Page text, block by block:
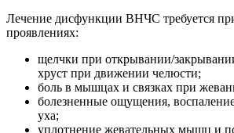
Лечение дисфункции ВНЧС требуется
проявлениях:
щелчки при открывании/
хруст при движении челюсти;
боль в мышцах и связках при
болезненные ощущения,
уха;
уплотнение жевательных мышц и